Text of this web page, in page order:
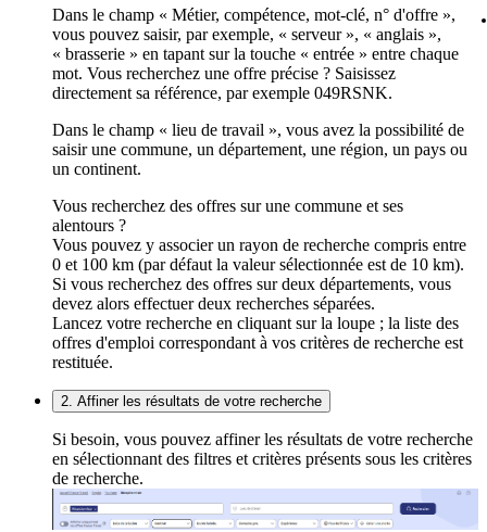
Dans le champ « Métier, compétence, mot-clé, n° d'offre »,
vous pouvez saisir, par exemple, « serveur », « anglais »,
« brasserie » en tapant sur la touche « entrée » entre chaque
mot. Vous recherchez une offre précise ? Saisissez
directement sa référence, par exemple 049RSNK.
Dans le champ « lieu de travail », vous avez la possibilité de
saisir une commune, un département, une région, un pays ou
un continent.
Vous recherchez des offres sur une commune et ses
alentours ?
Vous pouvez y associer un rayon de recherche compris entre
0 et 100 km (par défaut la valeur sélectionnée est de 10 km).
Si vous recherchez des offres sur deux départements, vous
devez alors effectuer deux recherches séparées.
Lancez votre recherche en cliquant sur la loupe ; la liste des
offres d'emploi correspondant à vos critères de recherche est
restituée.
2. Affiner les résultats de votre recherche
Si besoin, vous pouvez affiner les résultats de votre recherche
en sélectionnant des filtres et critères présents sous les critères
de recherche.